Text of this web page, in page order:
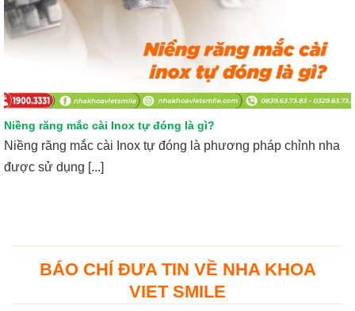
Niềng răng mắc cài Inox tự đóng là gì?
Niềng răng mắc cài Inox tự đóng là phương pháp chỉnh nha
được sử dụng [...]
BÁO CHÍ ĐƯA TIN VỀ NHA KHOA
VIET SMILE